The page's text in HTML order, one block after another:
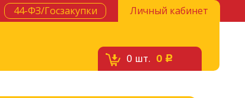
Личный кабинет
44-ФЗ/Госзакупки
0 шт. 0 c